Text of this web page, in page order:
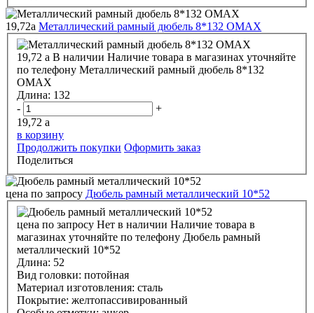
19,72a Металлический рамный дюбель 8*132 OMAX
19,72 a В наличии Наличие товара в магазинах уточняйте
по телефону Металлический рамный дюбель 8*132
OMAX
Длина: 132
-
+
19,72 a
в корзину
Продолжить покупки Оформить заказ
Поделиться
цена по запросу Дюбель рамный металлический 10*52
цена по запросу Нет в наличии Наличие товара в
магазинах уточняйте по телефону Дюбель рамный
металлический 10*52
Длина: 52
Вид головки: потойная
Материал изготовления: сталь
Покрытие: желтопассивированный